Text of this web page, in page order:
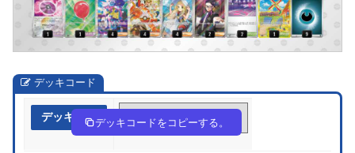
デッキコード
デッキ作成 9ngNLn-iKp2Tm-LPLPgP
デッキコードをコピーする。